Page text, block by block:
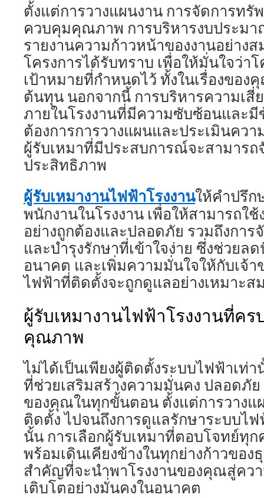
ตั้งแต่การวางแผนงาน การจัดการทรั
ควบคุมคุณภาพ การบริหารงบประมา
รายงานความก้าวหน้าของงานอย่างส
โครงการได้รับทราบ เพื่อให้มั่นใจว่า
เป้าหมายที่กำหนดไว้ ทั้งในเรื่องของ
ต้นทุน นอกจากนี้ การบริหารความเสี่
ภายในโรงงานที่มีความซับซ้อนและมี
ต้องการการวางแผนและประเมินคว
ผู้รับเหมาที่มีประสบการณ์จะสามารถ
ประสิทธิภาพ
ผู้รับเหมางานไฟฟ้าโรงงานให้คำปรึก
พนักงานในโรงงาน เพื่อให้สามารถใ
อย่างถูกต้องและปลอดภัย รวมถึงกา
และบำรุงรักษาที่เข้าใจง่าย ซึ่งช่วย
อนาคต และเพิ่มความมั่นใจให้กับเจ้า
ไฟฟ้าที่ติดตั้งจะถูกดูแลอย่างเหมาะส
ผู้รับเหมางานไฟฟ้าโรงงานที่คร
คุณภาพ
ไม่ได้เป็นเพียงผู้ติดตั้งระบบไฟฟ้าเท่
ที่ช่วยเสริมสร้างความมั่นคง ปลอดภั
ของคุณในทุกขั้นตอน ตั้งแต่การวางแ
ติดตั้ง ไปจนถึงการดูแลรักษาระบบไ
นั้น การเลือกผู้รับเหมาที่ตอบโจทย์ทุ
พร้อมเดินเคียงข้างในทุกย่างก้าวของ
สำคัญที่จะนำพาโรงงานของคุณสู่ควา
เติบโตอย่างมั่นคงในอนาคต